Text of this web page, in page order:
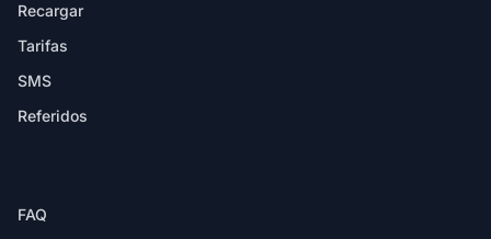
Recargar
Tarifas
SMS
Referidos
FAQ